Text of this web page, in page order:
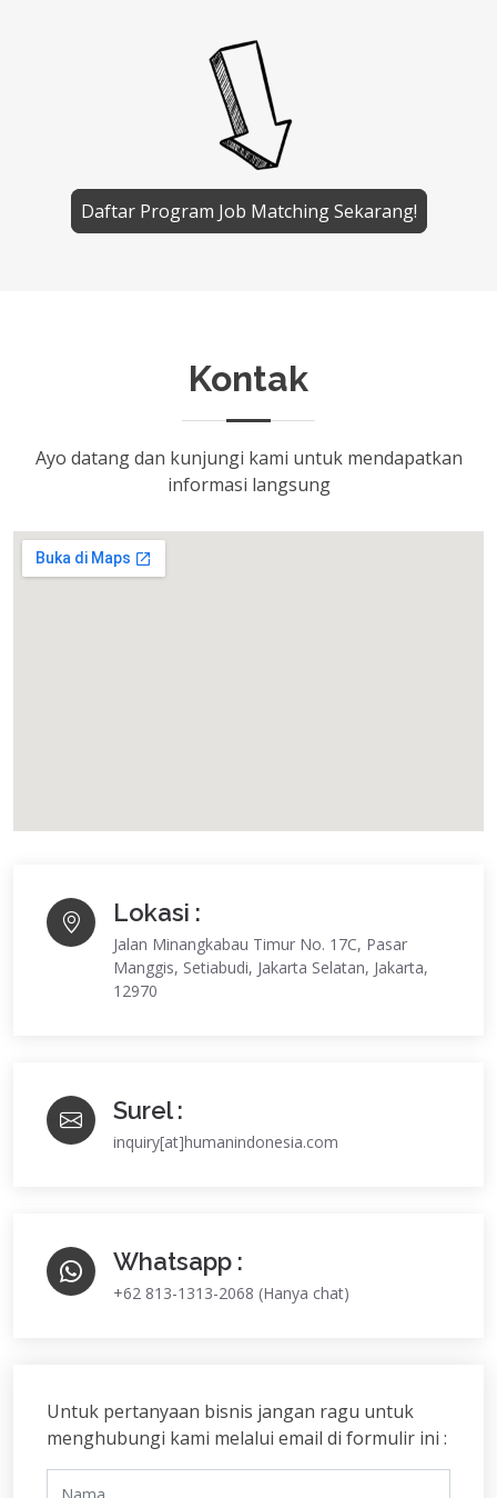
Daftar Program Job Matching Sekarang!
Kontak
Ayo datang dan kunjungi kami untuk mendapatkan
informasi langsung
Lokasi :
Jalan Minangkabau Timur No. 17C, Pasar
Manggis, Setiabudi, Jakarta Selatan, Jakarta,
12970
Surel :
inquiry[at]humanindonesia.com
Whatsapp :
+62 813-1313-2068 (Hanya chat)
Untuk pertanyaan bisnis jangan ragu untuk
menghubungi kami melalui email di formulir ini :